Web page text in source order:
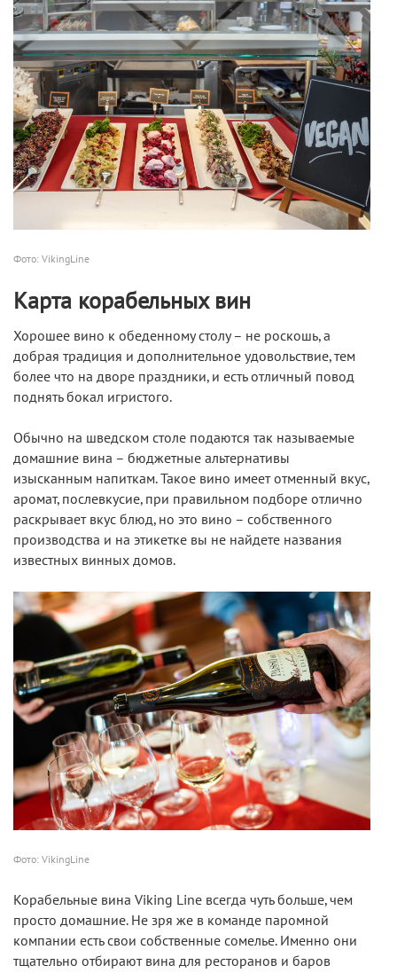
Фото: VikingLine
Карта корабельных вин
Хорошее вино к обеденному столу – не роскошь, а
добрая традиция и дополнительное удовольствие, тем
более что на дворе праздники, и есть отличный повод
поднять бокал игристого.
Обычно на шведском столе подаются так называемые
домашние вина – бюджетные альтернативы
изысканным напиткам. Такое вино имеет отменный вкус,
аромат, послевкусие, при правильном подборе отлично
раскрывает вкус блюд, но это вино – собственного
производства и на этикетке вы не найдете названия
известных винных домов.
Фото: VikingLine
Корабельные вина Viking Line всегда чуть больше, чем
просто домашние. Не зря же в команде паромной
компании есть свои собственные сомелье. Именно они
тщательно отбирают вина для ресторанов и баров